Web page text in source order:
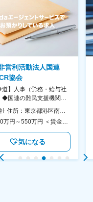
営利活動法人国連
協会
道】人事（労務・給与社
◆国連の難民支援機関の
支える日本公式支援窓口
登用前提
気になる